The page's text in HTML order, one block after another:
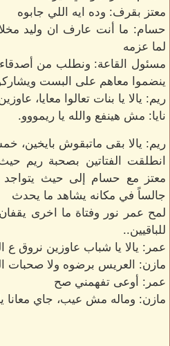
معتز بقرف: وده ايه اللي جابوه
حسام: ما أنت عارف ان وليد
لما عزمه
مسئول القاعة: ونطلب من
ينضموا معاهم على البست
ريم: يالا يا بنات تعالوا معايا،
نايا: مش هينفع والله يا ريمووو.
ريم: يالا بقى ماتبقوش بايخين،
انطلقت الفتاتين بصحبة ريم
معتز مع حسام إلى حيث يتواجد
جالساً في مكانه يشاهد ما يحدث
لمح عمر نور وفتاة ما اخرى
للباقيين..
عمر: يالا يا شباب عاوزين نروق ع
مازن: العريس برضوه ولا صحبات
عمر: أوعى تفهمني صح
مازن: وماله مش عيب، جاي معانا